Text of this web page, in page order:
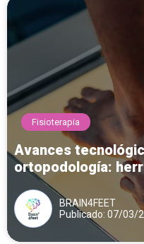
Fisioterapia
Avances
ortopodología:
para el
BRAIN4FEET
Publicado: 07/03/